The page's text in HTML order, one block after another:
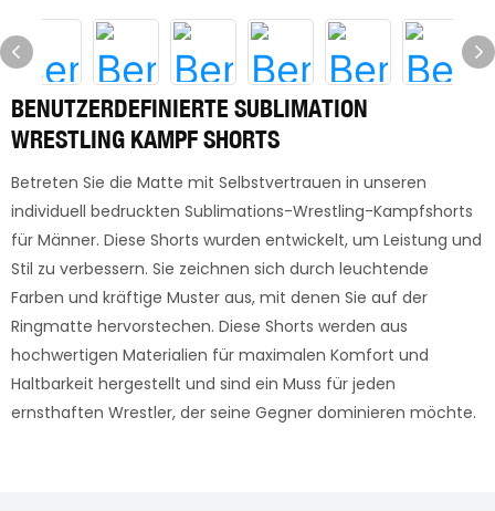
BENUTZERDEFINIERTE SUBLIMATION
WRESTLING KAMPF SHORTS
Betreten Sie die Matte mit Selbstvertrauen in unseren
individuell bedruckten Sublimations-Wrestling-Kampfshorts
für Männer. Diese Shorts wurden entwickelt, um Leistung und
Stil zu verbessern. Sie zeichnen sich durch leuchtende
Farben und kräftige Muster aus, mit denen Sie auf der
Ringmatte hervorstechen. Diese Shorts werden aus
hochwertigen Materialien für maximalen Komfort und
Haltbarkeit hergestellt und sind ein Muss für jeden
ernsthaften Wrestler, der seine Gegner dominieren möchte.